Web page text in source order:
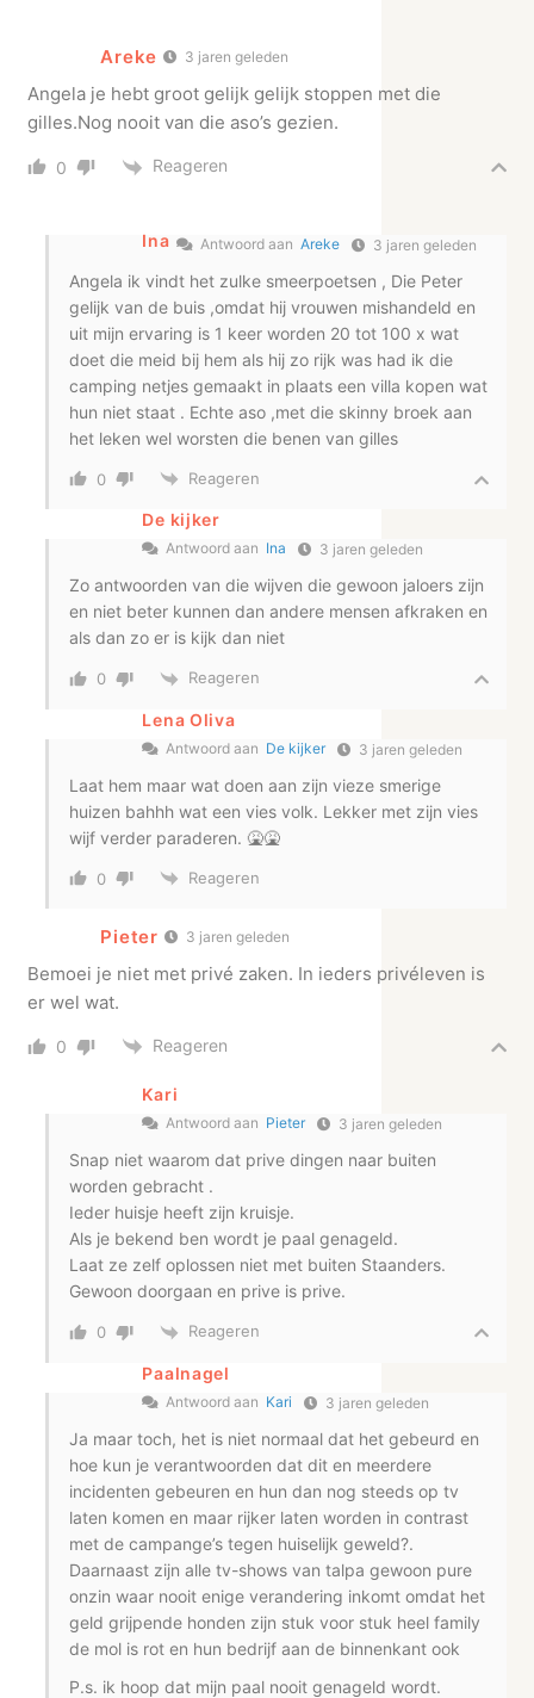
Areke 3 jaren geleden
Angela je hebt groot gelijk gelijk stoppen met die
gilles.Nog nooit van die aso’s gezien.
0 Reageren
Ina Antwoord aan Areke 3 jaren geleden
Angela ik vindt het zulke smeerpoetsen , Die Peter
gelijk van de buis ,omdat hij vrouwen mishandeld en
uit mijn ervaring is 1 keer worden 20 tot 100 x wat
doet die meid bij hem als hij zo rijk was had ik die
camping netjes gemaakt in plaats een villa kopen wat
hun niet staat . Echte aso ,met die skinny broek aan
het leken wel worsten die benen van gilles
0 Reageren
De kijker
Antwoord aan Ina 3 jaren geleden
Zo antwoorden van die wijven die gewoon jaloers zijn
en niet beter kunnen dan andere mensen afkraken en
als dan zo er is kijk dan niet
0 Reageren
Lena Oliva
Antwoord aan De kijker 3 jaren geleden
Laat hem maar wat doen aan zijn vieze smerige
huizen bahhh wat een vies volk. Lekker met zijn vies
wijf verder paraderen. 🤮🤮
0 Reageren
Pieter 3 jaren geleden
Bemoei je niet met privé zaken. In ieders privéleven is
er wel wat.
0 Reageren
Kari
Antwoord aan Pieter 3 jaren geleden
Snap niet waarom dat prive dingen naar buiten
worden gebracht .
Ieder huisje heeft zijn kruisje.
Als je bekend ben wordt je paal genageld.
Laat ze zelf oplossen niet met buiten Staanders.
Gewoon doorgaan en prive is prive.
0 Reageren
Paalnagel
Antwoord aan Kari 3 jaren geleden
Ja maar toch, het is niet normaal dat het gebeurd en
hoe kun je verantwoorden dat dit en meerdere
incidenten gebeuren en hun dan nog steeds op tv
laten komen en maar rijker laten worden in contrast
met de campange’s tegen huiselijk geweld?.
Daarnaast zijn alle tv-shows van talpa gewoon pure
onzin waar nooit enige verandering inkomt omdat het
geld grijpende honden zijn stuk voor stuk heel family
de mol is rot en hun bedrijf aan de binnenkant ook
P.s. ik hoop dat mijn paal nooit genageld wordt.